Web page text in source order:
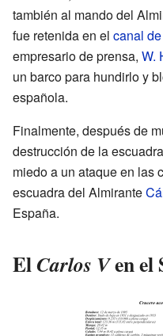
también al mando del
fue retenida en el canal
empresario de prensa, W.
un barco para hundirlo y
española.
Finalmente, después de
destrucción de la
miedo a un ataque en las
escuadra del Almirante
España.
ElCarlos Ven el